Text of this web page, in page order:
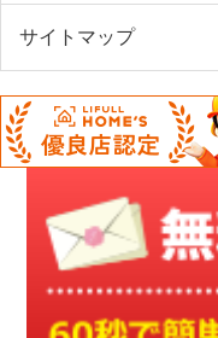
サイトマップ